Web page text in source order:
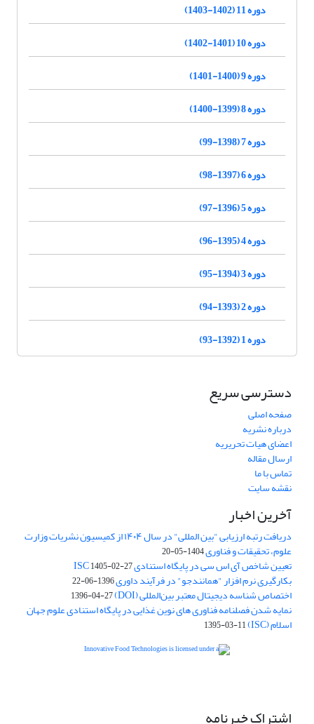
دوره 11 (1402-1403)
دوره 10 (1401-1402)
دوره 9 (1400-1401)
دوره 8 (1399-1400)
دوره 7 (1398-99)
دوره 6 (1397-98)
دوره 5 (1396-97)
دوره 4 (1395-96)
دوره 3 (1394-95)
دوره 2 (1393-94)
دوره 1 (1392-93)
دسترسی سریع
صفحه اصلی
درباره نشریه
اعضای هیات تحریریه
ارسال مقاله
تماس با ما
نقشه سایت
آخرین اخبار
دریافت رتبه ارزیابی "بین المللی" در سال ۱۴۰۴ از کمیسیون نشریات وزارت
علوم، تحقیقات و فناوری1404-05-20
تعیین شاخص آی اس سی در پایگاه استنادی ISC1405-02-27
بکارگیری نرم افزار "همانندجو" در فرآیند داوری1396-06-22
اختصاص شناسه دیجیتال معتبر بین‌المللی (DOI) 1396-04-27
نمایه شدن فصلنامه فناوری های نوین غذایی در پایگاه استنادی علوم جهان
اسلام (ISC) 1395-03-11
اشتراک خبرنامه